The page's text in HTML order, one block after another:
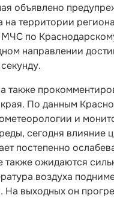
объявлено
на территории
по
направлении
также
По данным
и
сегодня влияние
постепенно
ожидаются
воздуха
На выходных он